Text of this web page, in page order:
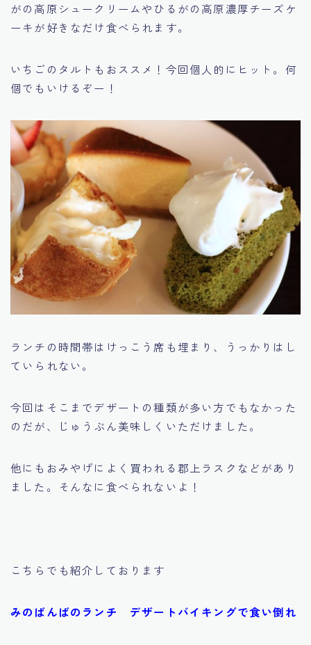
がの高原シュークリームやひるがの高原濃厚チーズケ
ーキが好きなだけ食べられます。
いちごのタルトもおススメ！今回個人的にヒット。何
個でもいけるぞー！
ランチの時間帯はけっこう席も埋まり、うっかりはし
ていられない。
今回はそこまでデザートの種類が多い方でもなかった
のだが、じゅうぶん美味しくいただけました。
他にもおみやげによく買われる郡上ラスクなどがあり
ました。そんなに食べられないよ！
こちらでも紹介しております
みのばんばのランチ デザートバイキングで食い倒れ